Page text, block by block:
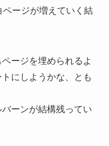
ージが増えていく結
ージを埋められるよ
にしようかな、とも
ーンが結構残ってい